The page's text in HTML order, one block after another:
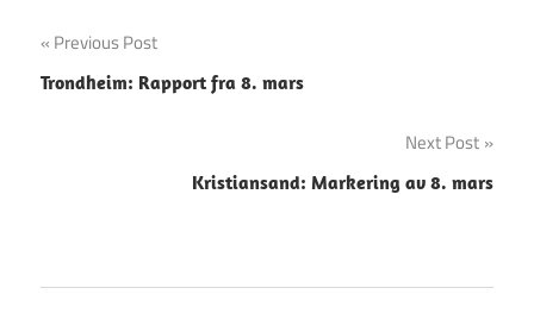
Innleggsnavigasjon
Previous Post
Trondheim: Rapport fra 8. mars
Next Post
Kristiansand: Markering av 8. mars